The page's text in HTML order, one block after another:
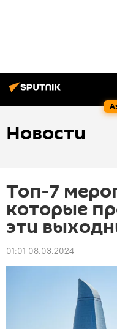
Новости
Топ-7
которые
эти
01:01 08.03.2024